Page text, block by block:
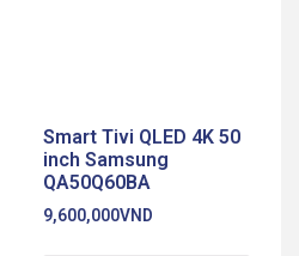
Smart Tivi QLED 4K 50
inch Samsung
QA50Q60BA
9,600,000VND